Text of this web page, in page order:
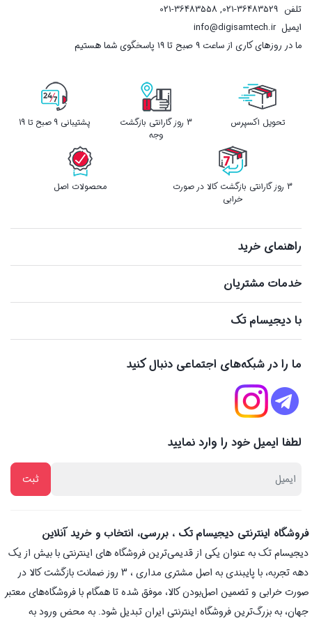
تلفن 021-36483529
,
021-36483558
ایمیلinfo@digisamtech.ir
ما در روزهای کاری از ساعت ۹ صبح تا ۱۹ پاسخگوی شما هستیم
تحویل اکسپرس
3 روز گارانتی بازگشت
وجه
پشتیبانی 9 صبح تا 19
3 روز گارانتی بازگشت کالا در صورت
خرابی
محصولات اصل
راهنمای خرید
خدمات مشتریان
با دیجیسام تک
ما را در شبکه‌های اجتماعی دنبال کنید
لطفا ایمیل خود را وارد نمایید
فروشگاه اینترنتی دیجیسام تک ، بررسی، انتخاب و خرید آنلاین
دیجیسام تک به عنوان یکی از قدیمی‌ترین فروشگاه های اینترنتی با بیش از یک
دهه تجربه، با پایبندی به اصل مشتری مداری ، 3 روز ضمانت بازگشت کالا در
صورت خرابی و تضمین اصل‌بودن کالا، موفق شده تا همگام با فروشگاه‌های معتبر
جهان، به بزرگ‌ترین فروشگاه اینترنتی ایران تبدیل شود. به محض ورود به